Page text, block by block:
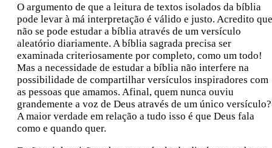
O argumento de que a leitura de textos isolados da bíblia
pode levar à má interpretação é válido e justo. Acredito que
não se pode estudar a bíblia através de um versículo
aleatório diariamente. A bíblia sagrada precisa ser
examinada criteriosamente por completo, como um todo!
Mas a necessidade de estudar a bíblia não interfere na
possibilidade de compartilhar versículos inspiradores com
as pessoas que amamos. Afinal, quem nunca ouviu
grandemente a voz de Deus através de um único versículo?
A maior verdade em relação a tudo isso é que Deus fala
como e quando quer.